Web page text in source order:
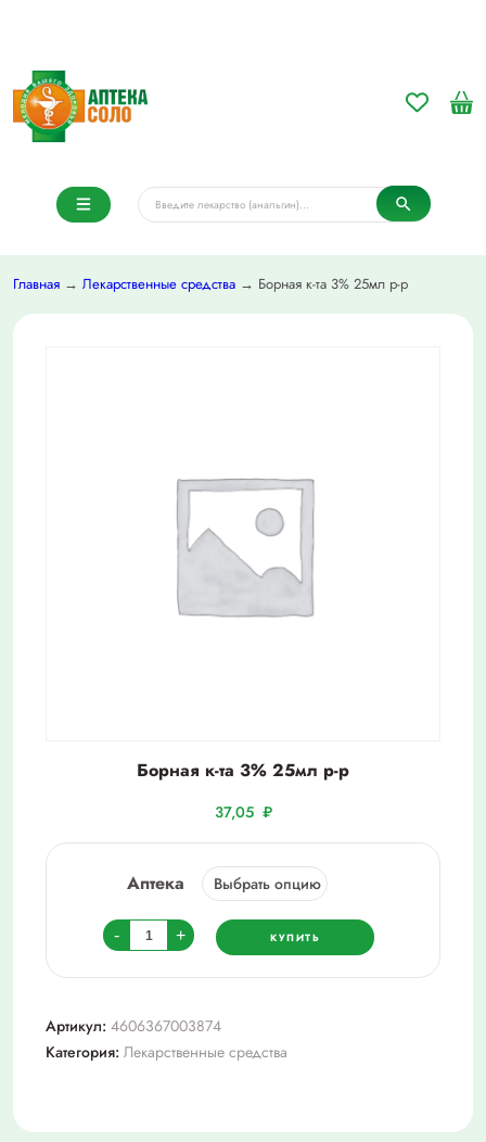
Главная → Лекарственные средства → Борная к-та 3% 25мл р-р
Борная к-та 3% 25мл р-р
37,05 ₽
Аптека
-
Количество
товара
Борная
та
3%
+ КУПИТЬ
Артикул: 4606367003874
Категория: Лекарственные средства